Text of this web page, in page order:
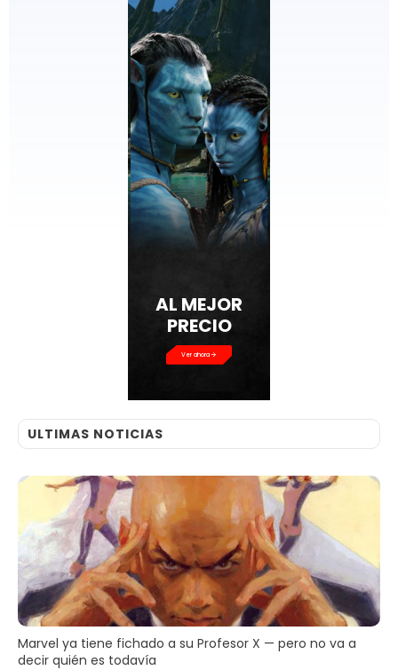
AL MEJOR
PRECIO
Ver ahora
ULTIMAS NOTICIAS
Marvel ya tiene fichado a su Profesor X — pero no va a
decir quién es todavía